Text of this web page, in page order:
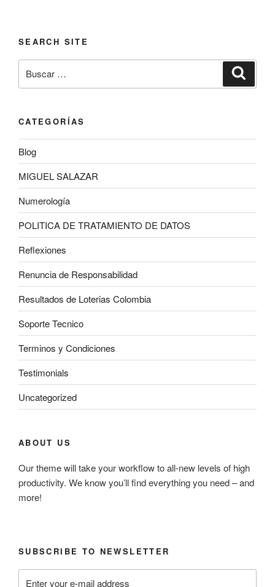
SEARCH SITE
por:
CATEGORÍAS
Blog
MIGUEL SALAZAR
Numerología
POLITICA DE TRATAMIENTO DE DATOS
Reflexiones
Renuncia de Responsabilidad
Resultados de Loterias Colombia
Soporte Tecnico
Terminos y Condiciones
Testimonials
Uncategorized
ABOUT US
Our theme will take your workflow to all-new levels of high
productivity. We know you’ll find everything you need – and
more!
SUBSCRIBE TO NEWSLETTER